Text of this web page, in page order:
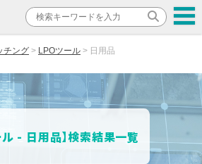
チング LPOツール 日用品
ル - 日用品】検索結果一覧